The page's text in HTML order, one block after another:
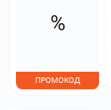
%
ПРОМОКОД